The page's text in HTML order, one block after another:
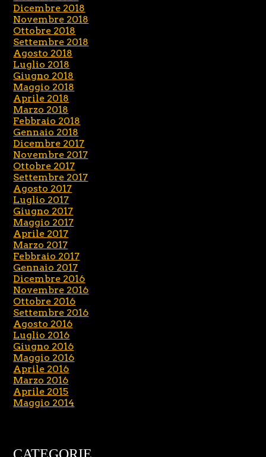
Dicembre 2018
Novembre 2018
Ottobre 2018
Settembre 2018
Agosto 2018
Luglio 2018
Giugno 2018
Maggio 2018
Aprile 2018
Marzo 2018
Febbraio 2018
Gennaio 2018
Dicembre 2017
Novembre 2017
Ottobre 2017
Settembre 2017
Agosto 2017
Luglio 2017
Giugno 2017
Maggio 2017
Aprile 2017
Marzo 2017
Febbraio 2017
Gennaio 2017
Dicembre 2016
Novembre 2016
Ottobre 2016
Settembre 2016
Agosto 2016
Luglio 2016
Giugno 2016
Maggio 2016
Aprile 2016
Marzo 2016
Aprile 2015
Maggio 2014